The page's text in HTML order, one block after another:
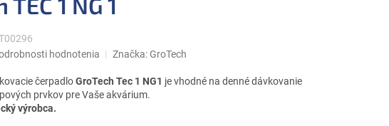
hodnotenia Značka: GroTech
čerpadloGroTech Tec 1 NG1 je vhodné na denné dávkovanie
prvkov pre Vaše akvárium.
výrobca.